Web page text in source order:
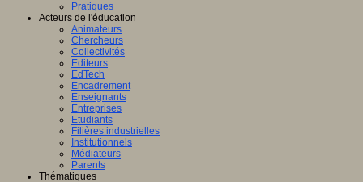
Pratiques
Acteurs de l'éducation
Animateurs
Chercheurs
Collectivités
Editeurs
EdTech
Encadrement
Enseignants
Entreprises
Etudiants
Filières industrielles
Institutionnels
Médiateurs
Parents
Thématiques